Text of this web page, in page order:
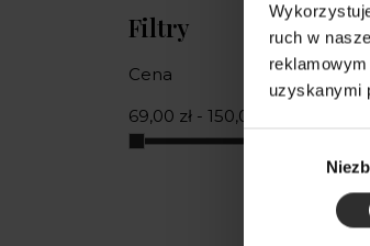
ruch w
uzyskanymi
Wybór
Filtry
Cena
69,00 zł - 150,00 zł